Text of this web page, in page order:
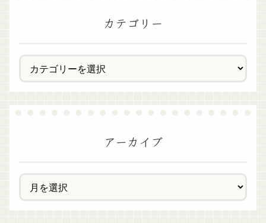
カテゴリー
アーカイブ